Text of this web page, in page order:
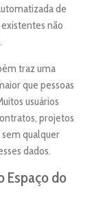
de
não
traz uma
que pessoas
usuários
projetos
qualquer
dados.
Espaço do